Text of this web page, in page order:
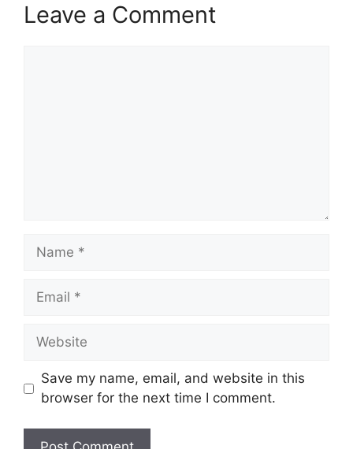
Leave a Comment
Name
Email
Website
Save my name, email, and website in this
browser for the next time I comment.